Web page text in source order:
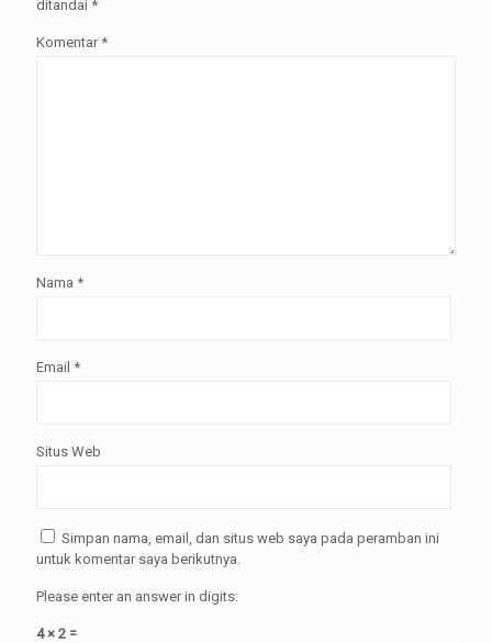
ditandai *
Komentar *
Nama *
Email *
Situs Web
Simpan nama, email, dan situs web saya pada peramban ini
untuk komentar saya berikutnya.
Please enter an answer in digits:
4 × 2 =